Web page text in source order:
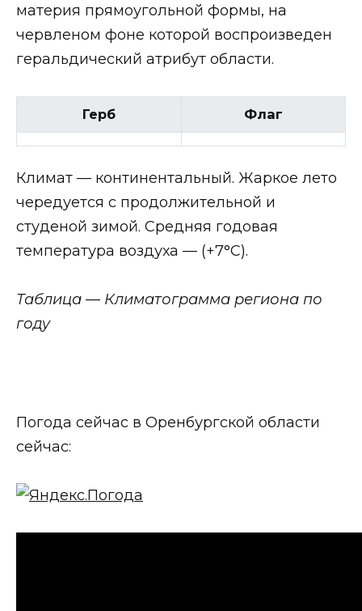
материя прямоугольной формы, на
червленом фоне которой воспроизведен
геральдический атрибут области.
Герб Флаг
Климат — континентальный. Жаркое лето
чередуется с продолжительной и
студеной зимой. Средняя годовая
температура воздуха — (+7°С).
Таблица — Климатограмма региона по
году
Погода сейчас в Оренбургской области
сейчас: